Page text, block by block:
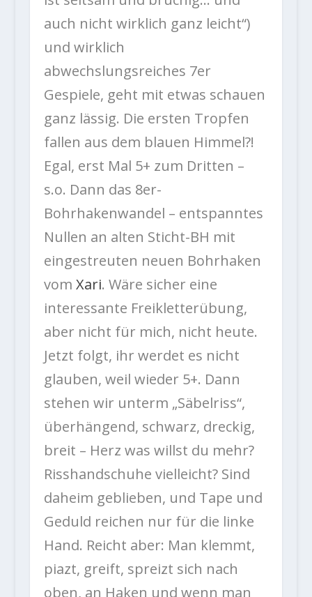
auch nicht wirklich ganz leicht“)
und wirklich
abwechslungsreiches 7er
Gespiele, geht mit etwas schauen
ganz lässig. Die ersten Tropfen
fallen aus dem blauen Himmel?!
Egal, erst Mal 5+ zum Dritten –
s.o. Dann das 8er-
Bohrhakenwandel – entspanntes
Nullen an alten Sticht-BH mit
eingestreuten neuen Bohrhaken
vom Xari. Wäre sicher eine
interessante Freikletterübung,
aber nicht für mich, nicht heute.
Jetzt folgt, ihr werdet es nicht
glauben, weil wieder 5+. Dann
stehen wir unterm „Säbelriss“,
überhängend, schwarz, dreckig,
breit – Herz was willst du mehr?
Risshandschuhe vielleicht? Sind
daheim geblieben, und Tape und
Geduld reichen nur für die linke
Hand. Reicht aber: Man klemmt,
piazt, greift, spreizt sich nach
oben, an Haken und wenn man